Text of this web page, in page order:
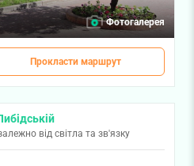
Фотогалерея
Прокласти маршрут
від світла та зв'язку